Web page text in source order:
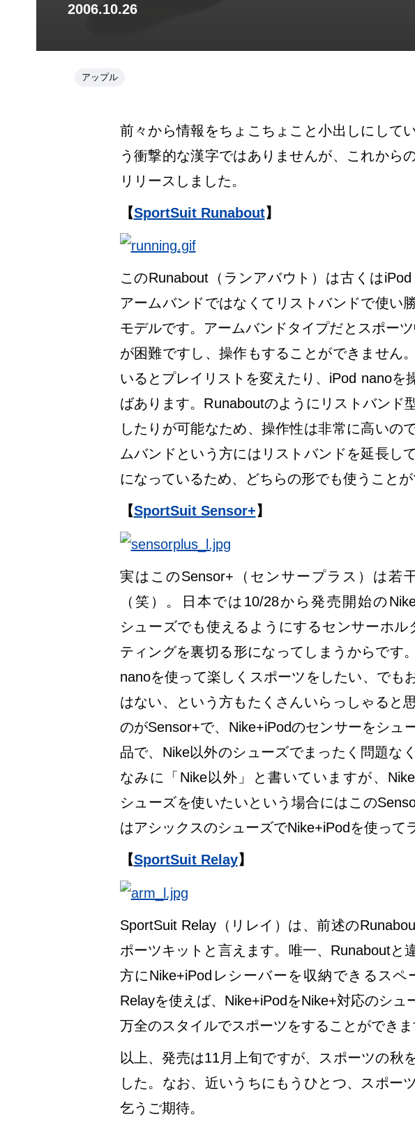
2006.10.26
アップル
前々から情報をちょこちょこと小出しにして
う衝撃的な漢字ではありませんが、これから
リリースしました。
【SportSuit Runabout】
このRunabout（ランアバウト）は古くは
アームバンドではなくてリストバンドで使い
モデルです。アームバンドタイプだとスポー
が困難ですし、操作もすることができません
いるとプレイリストを変えたり、iPod nanoを
ばあります。Runaboutのようにリストバンド
したりが可能なため、操作性は非常に高いの
ムバンドという方にはリストバンドを延長し
になっているため、どちらの形でも使うことが
【SportSuit Sensor+】
実はこのSensor+（センサープラス）は若
（笑）。日本では10/28から発売開始の
シューズでも使えるようにするセンサーホル
ティングを裏切る形になってしまうからです
nanoを使って楽しくスポーツをしたい、でも
はない、という方もたくさんいらっしゃると
のがSensor+で、Nike+iPodのセンサーをシュ
品で、Nike以外のシューズでまったく問題な
なみに「Nike以外」と書いていますが、
シューズを使いたいという場合にはこの
はアシックスのシューズでNike+iPodを使って
【SportSuit Relay】
SportSuit Relay（リレイ）は、前述の
ポーツキットと言えます。唯一、Runaboutと
方にNike+iPodレシーバーを収納できるスペ
Relayを使えば、Nike+iPodをNike+対応のシュ
万全のスタイルでスポーツをすることができま
以上、発売は11月上旬ですが、スポーツの秋
した。なお、近いうちにもうひとつ、スポー
乞うご期待。